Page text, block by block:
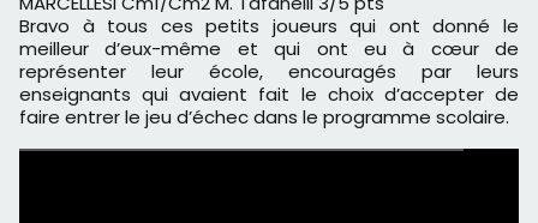
Bravo à tous ces petits joueurs qui ont donné le
meilleur d’eux-même et qui ont eu à cœur de
représenter leur école, encouragés par leurs
enseignants qui avaient fait le choix d’accepter de
faire entrer le jeu d’échec dans le programme scolaire.